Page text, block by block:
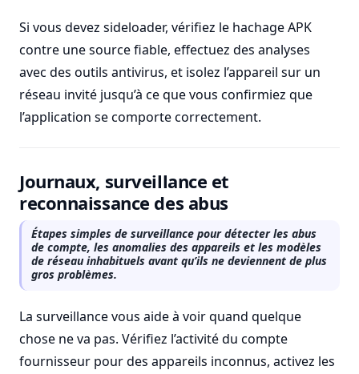
Si vous devez sideloader, vérifiez le hachage APK
contre une source fiable, effectuez des analyses
avec des outils antivirus, et isolez l’appareil sur un
réseau invité jusqu’à ce que vous confirmiez que
l’application se comporte correctement.
Journaux, surveillance et
reconnaissance des abus
Étapes simples de surveillance pour détecter les abus
de compte, les anomalies des appareils et les modèles
de réseau inhabituels avant qu’ils ne deviennent de plus
gros problèmes.
La surveillance vous aide à voir quand quelque
chose ne va pas. Vérifiez l’activité du compte
fournisseur pour des appareils inconnus, activez les